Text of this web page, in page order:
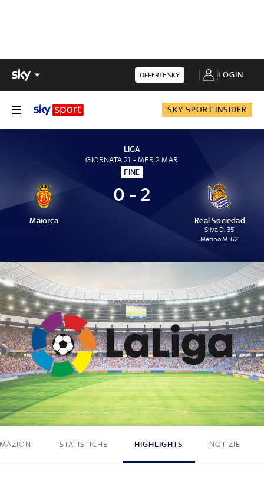
OFFERTE SKY LOGIN
SKY SPORT INSIDER
LIGA
GIORNATA 21 - MER 2 MAR
FINE
Maiorca
0 - 2
Real Sociedad
Silva D. 35'
Merino M. 62'
0 - 2
STATISTICHE HIGHLIGHTS NOTIZIE